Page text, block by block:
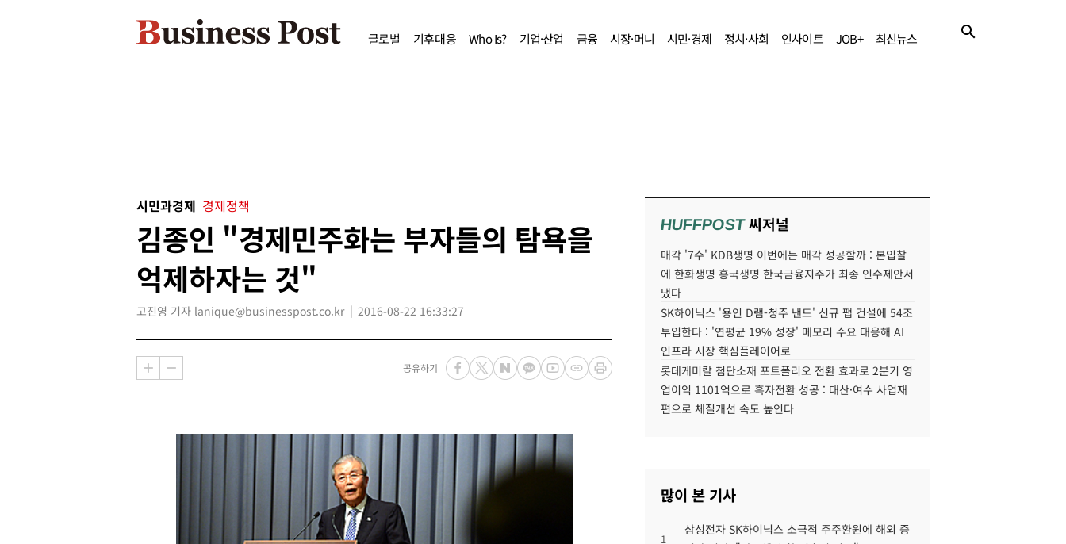
글로벌 기후대응 Who Is? 기업·산업 금융 시장·머니 시민·경제 정치·사회 인사이트 JOB+ 최신뉴스
시민과경제 경제정책
김종인 "경제민주화는 부자들의 탐욕을
억제하자는 것"
고진영 기자 lanique@businesspost.co.kr 2016-08-22 16:33:27
공유하기
HUFFPOST씨저널
매각 '7수' KDB생명 이번에는 매각 성공할까 : 본입찰
에 한화생명 흥국생명 한국금융지주가 최종 인수제안서
냈다
SK하이닉스 '용인 D램-청주 낸드' 신규 팹 건설에 54조
투입한다 : '연평균 19% 성장' 메모리 수요 대응해 AI
인프라 시장 핵심플레이어로
롯데케미칼 첨단소재 포트폴리오 전환 효과로 2분기 영
업이익 1101억으로 흑자전환 성공 : 대산·여수 사업재
편으로 체질개선 속도 높인다
많이 본 기사
1
삼성전자 SK하이닉스 소극적 주주환원에 해외 증